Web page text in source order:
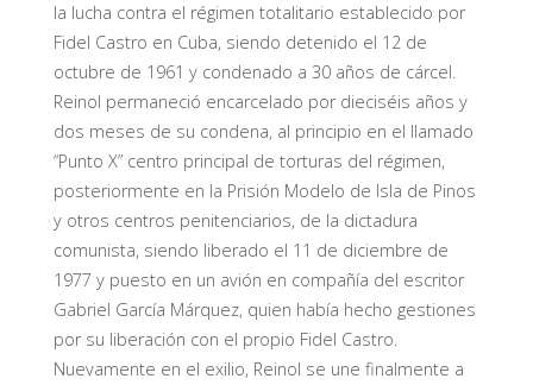
la lucha contra el régimen totalitario establecido por
Fidel Castro en Cuba, siendo detenido el 12 de
octubre de 1961 y condenado a 30 años de cárcel.
Reinol permaneció encarcelado por dieciséis años y
dos meses de su condena, al principio en el llamado
“Punto X” centro principal de torturas del régimen,
posteriormente en la Prisión Modelo de Isla de Pinos
y otros centros penitenciarios, de la dictadura
comunista, siendo liberado el 11 de diciembre de
1977 y puesto en un avión en compañía del escritor
Gabriel García Márquez, quien había hecho gestiones
por su liberación con el propio Fidel Castro.
Nuevamente en el exilio, Reinol se une finalmente a